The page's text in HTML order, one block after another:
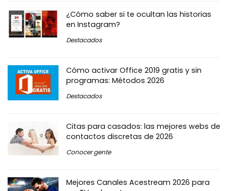
¿Cómo saber si te ocultan las historias
en Instagram?
Destacados
Cómo activar Office 2019 gratis y sin
programas: Métodos 2026
Destacados
Citas para casados: las mejores webs de
contactos discretas de 2026
Conocer gente
Mejores Canales Acestream 2026 para